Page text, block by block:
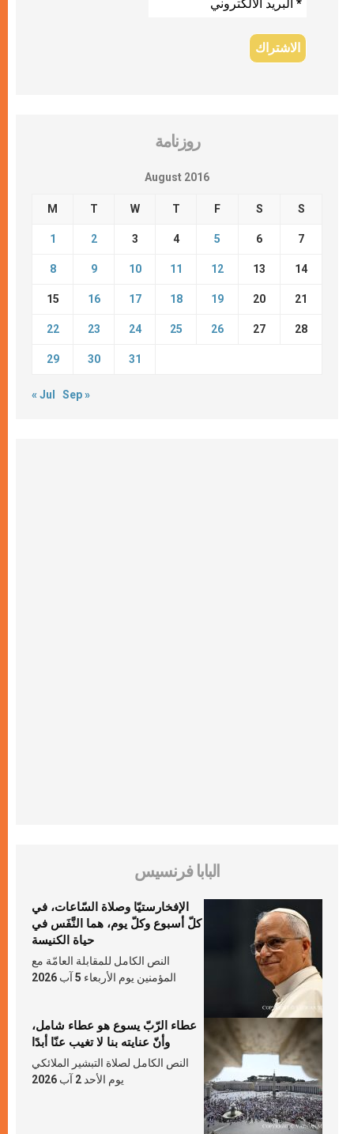
روزنامة
August 2016
M T W T F S S
1 2 3 4 5 6 7
8 9 10 11 12 13 14
15 16 17 18 19 20 21
22 23 24 25 26 27 28
29 30 31
« Jul Sep »
البابا فرنسيس
الإفخارستيّا وصلاة السّاعات، في
كلّ أسبوع وكلّ يوم، هما النَّفَس في
حياة الكنيسة
النص الكامل للمقابلة العامّة مع
المؤمنين يوم الأربعاء 5 آب 2026
عطاء الرّبّ يسوع هو عطاء شامل،
وأنّ عنايته بنا لا تغيب عنّا أبدًا
النص الكامل لصلاة التبشير الملائكي
يوم الأحد 2 آب 2026